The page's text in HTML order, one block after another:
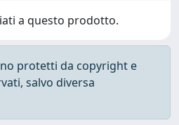
a questo prodotto.
protetti da copyright e
salvo diversa